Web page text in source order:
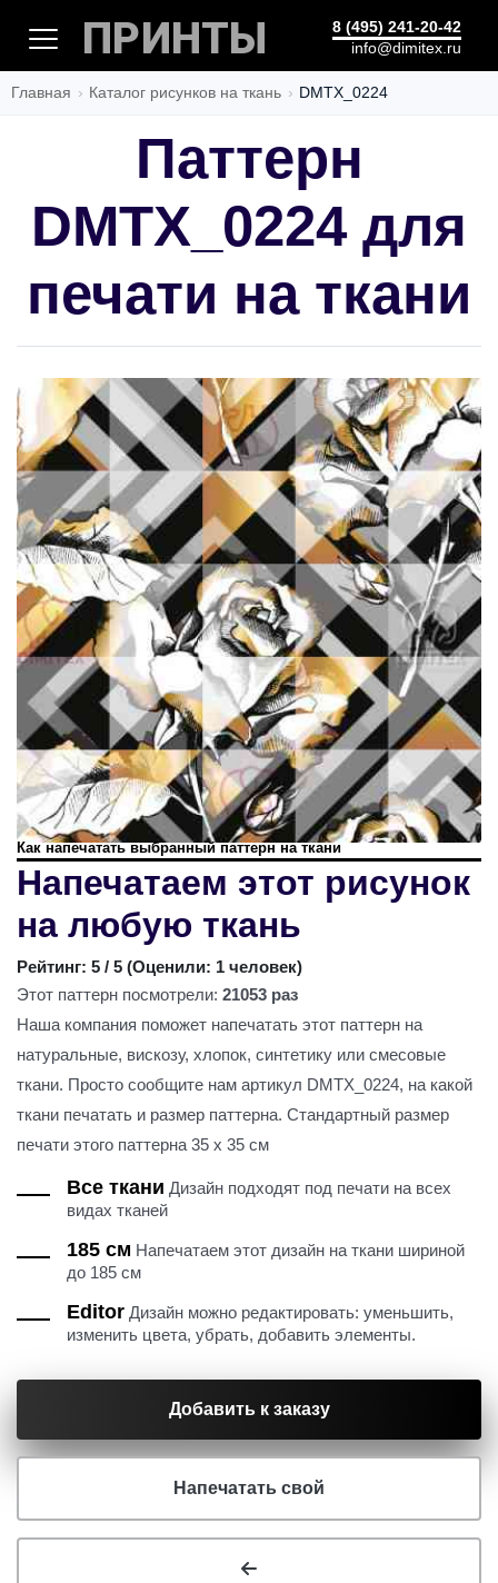
ПРИНТЫ
8 (495) 241-20-42
info@dimitex.ru
Главная Каталог рисунков на ткань DMTX_0224
Паттерн
DMTX_0224 для
печати на ткани
Как напечатать выбранный паттерн на ткани
Напечатаем этот рисунок
на любую ткань
Рейтинг: 5 / 5 (Оценили: 1 человек)
Этот паттерн посмотрели: 21053 раз
Наша компания поможет напечатать этот паттерн на
натуральные, вискозу, хлопок, синтетику или смесовые
ткани. Просто сообщите нам артикул DMTX_0224, на какой
ткани печатать и размер паттерна. Стандартный размер
печати этого паттерна 35 х 35 см
Все ткани Дизайн подходят под печати на всех
видах тканей
185 см Напечатаем этот дизайн на ткани шириной
до 185 см
Editor Дизайн можно редактировать: уменьшить,
изменить цвета, убрать, добавить элементы.
Добавить к заказу
Напечатать свой